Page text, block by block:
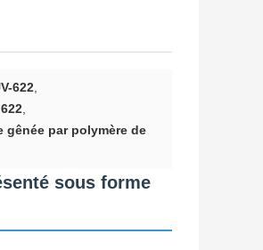
622
gênée par polymère de
sous forme